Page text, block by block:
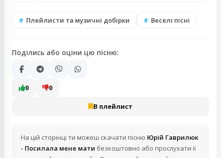
Плейлисти та музичні добірки Веселі пісні
Поділись або оціни цю пісню:
0 0
В плейлист
На цій сторінці ти можеш скачати пісню Юрій Гаврилюк
- Посилала мене мати безкоштовно або прослухати її